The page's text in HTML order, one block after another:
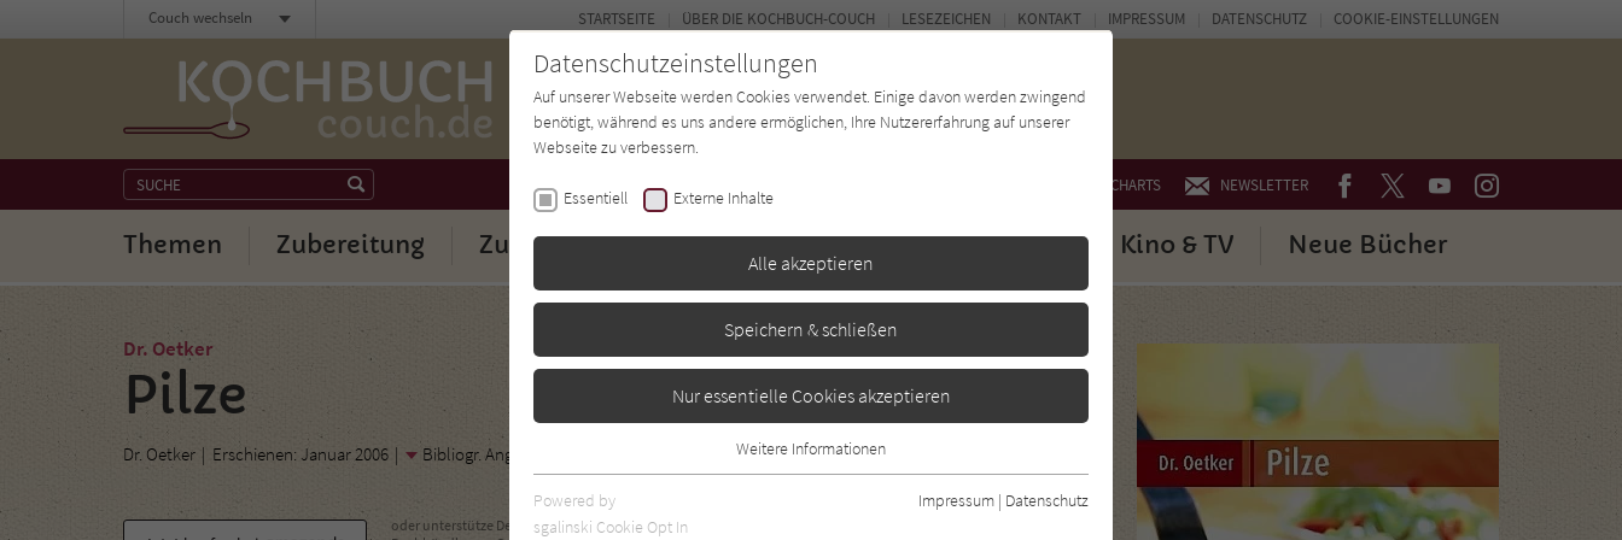
CHARTS NEWSLETTER FACEBOOKTWITTERYOUTUBEINSTAGRAM
Themen Zubereitung Zutaten Regionen Autor*in Magazin Kino & TV Neue Bücher
STARTSEITE ÜBER DIE KOCHBUCH-COUCH LESEZEICHEN KONTAKT IMPRESSUM DATENSCHUTZ COOKIE-EINSTELLUNGEN
Couch wechseln
Dr. Oetker
Pilze
Dr. Oetker Erschienen: Januar 2006 Bibliogr. Angaben
oder unterstütze Deinen
Datenschutzeinstellungen
Auf unserer Webseite werden Cookies verwendet. Einige davon werden zwingend
benötigt, während es uns andere ermöglichen, Ihre Nutzererfahrung auf unserer
Webseite zu verbessern.
Essentiell Externe Inhalte
Alle akzeptieren
Speichern & schließen
Nur essentielle Cookies akzeptieren
Essentielle Cookies werden für grundlegende Funktionen der Webseite
benötigt. Dadurch ist gewährleistet, dass die Webseite einwandfrei
Weitere Informationen
Powered by
sgalinski Cookie Opt In
Impressum | Datenschutz